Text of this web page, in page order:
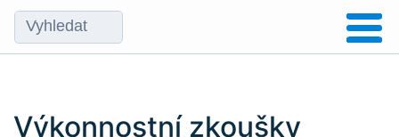
Výkonnostní zkoušky